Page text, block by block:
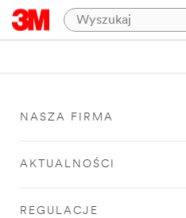
NASZA FIRMA
AKTUALNOŚCI
REGULACJE